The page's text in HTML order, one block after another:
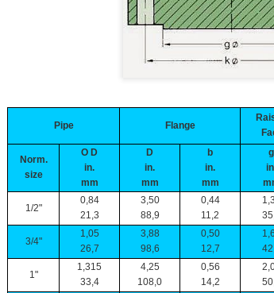
Pipe Flange
Norm.
size
O D
in.
mm
D
in.
mm
b
in.
mm
g
1/2"
0,84
21,3
3,50
88,9
0,44
11,2
3/4"
1,05
26,7
3,88
98,6
0,50
12,7
1"
1,315
33,4
4,25
108,0
0,56
14,2